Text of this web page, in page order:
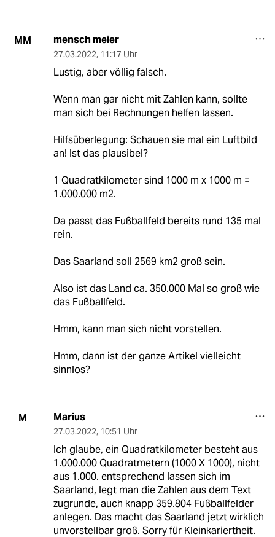
MM mensch meier
27.03.2022, 11:17 Uhr
Lustig, aber völlig falsch.
Wenn man gar nicht mit Zahlen kann, sollte
man sich bei Rechnungen helfen lassen.
Hilfsüberlegung: Schauen sie mal ein Luftbild
an! Ist das plausibel?
1 Quadratkilometer sind 1000 m x 1000 m =
1.000.000 m2.
Da passt das Fußballfeld bereits rund 135 mal
rein.
Das Saarland soll 2569 km2 groß sein.
Also ist das Land ca. 350.000 Mal so groß wie
das Fußballfeld.
Hmm, kann man sich nicht vorstellen.
Hmm, dann ist der ganze Artikel vielleicht
sinnlos?
M Marius
27.03.2022, 10:51 Uhr
Ich glaube, ein Quadratkilometer besteht aus
1.000.000 Quadratmetern (1000 X 1000), nicht
aus 1.000. entsprechend lassen sich im
Saarland, legt man die Zahlen aus dem Text
zugrunde, auch knapp 359.804 Fußballfelder
anlegen. Das macht das Saarland jetzt wirklich
unvorstellbar groß. Sorry für Kleinkariertheit.